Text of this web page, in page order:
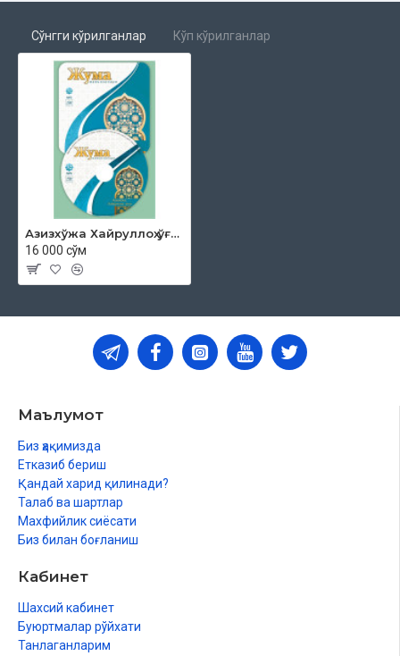
Сўнгги кўрилганлар Кўп кўрилганлар
Азизхўжа Хайруллоҳ ўғли - «Жума мавъизалари» 32-диск (МР3)
16 000 сўм
Маълумот
Биз ҳақимизда
Етказиб бериш
Қандай харид қилинади?
Талаб ва шартлар
Махфийлик сиёсати
Биз билан боғланиш
Кабинет
Шахсий кабинет
Буюртмалар рўйхати
Танлаганларим